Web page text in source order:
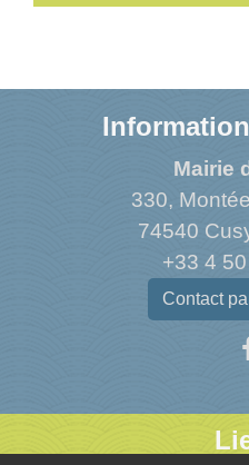
Mairie
330,
74540
+33 4
Contact